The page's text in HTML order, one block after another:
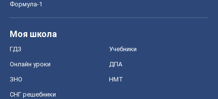
Формула-1
Моя школа
ГДЗ Учебники
Онлайн уроки ДПА
ЗНО НМТ
СНГ решебники